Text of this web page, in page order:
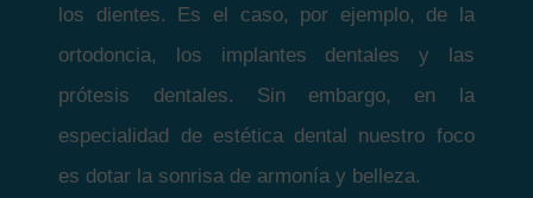
los dientes. Es el caso, por ejemplo, de la
ortodoncia, los implantes dentales y las
prótesis dentales. Sin embargo, en la
especialidad de estética dental nuestro foco
es dotar la sonrisa de armonía y belleza.